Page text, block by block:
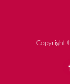
Copyright